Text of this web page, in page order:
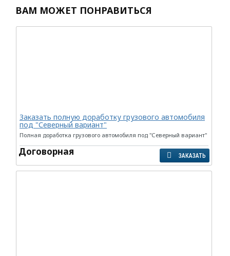
ВАМ МОЖЕТ ПОНРАВИТЬСЯ
Заказать полную доработку грузового автомобиля
под "Северный вариант"
Полная доработка грузового автомобиля под "Северный вариант"
Договорная ЗАКАЗАТЬ